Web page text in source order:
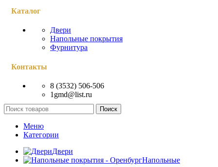
Каталог
Двери
Напольные покрытия
Фурнитура
Контакты
8 (3532) 506-506
1gmd@list.ru
Поиск
Меню
Категории
Двери
Напольные